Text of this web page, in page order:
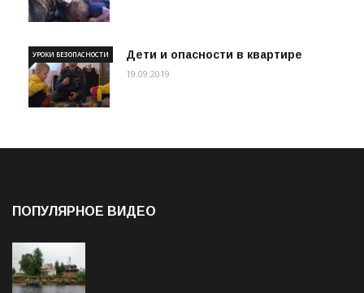
Дети и опасности в квартире
УРОКИ БЕЗОПАСНОСТИ
19.09.2019
ПОПУЛЯРНОЕ ВИДЕО